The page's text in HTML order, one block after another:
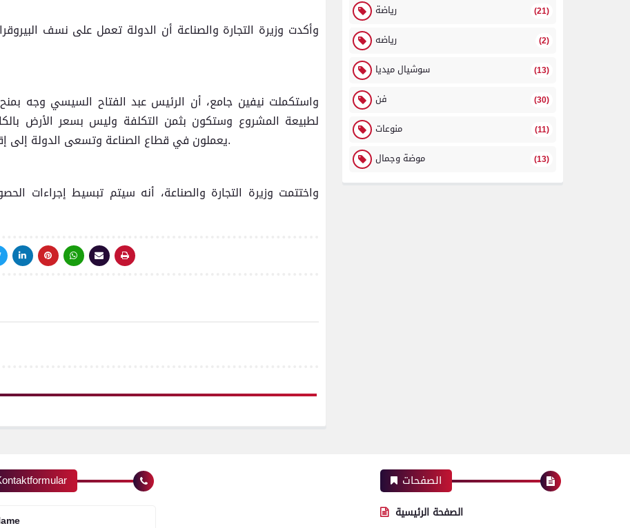
وأكدت وزيرة التجارة والصناعة أن الدولة تعمل على نسف
واستكملت نيفين جامع، أن الرئيس عبد الفتاح السيسي وجه
يعملون في قطاع الصناعة وتسعى الدولة إلى إقامة استثمارات في كل دولة لتوفير فرص العمل.
واختتمت وزيرة التجارة والصناعة، أنه سيتم تبسيط إجراءات
رياضة (21)
رياضه (2)
سوشيال ميديا (13)
فن (30)
منوعات (11)
موضة وجمال (13)
الصفحات
الصفحة الرئيسية